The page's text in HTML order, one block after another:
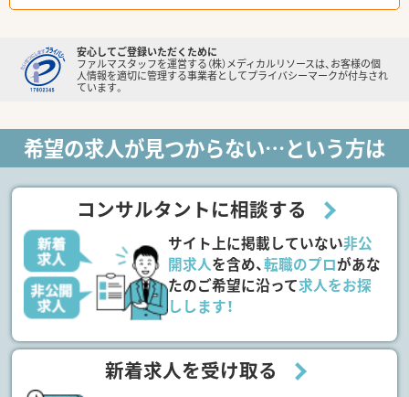
安心してご登録いただくために
ファルマスタッフを運営する（株）メディカルリソースは、お客様の個
人情報を適切に管理する事業者としてプライバシーマークが付与され
ています。
希望の求人が見つからない…という方は
コンサルタントに相談する
サイト上に掲載していない非公
開求人を含め、転職のプロがあな
たのご希望に沿って求人をお探
しします！
新着求人を受け取る